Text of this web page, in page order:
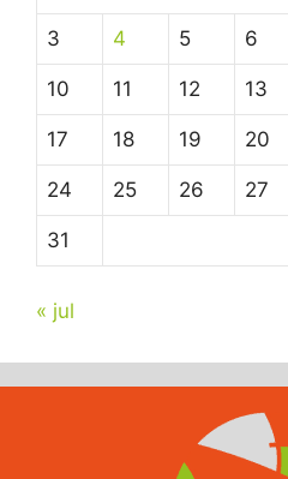
3 4 5 6
10 11 12 13
17 18 19 20
24 25 26 27
31
« jul